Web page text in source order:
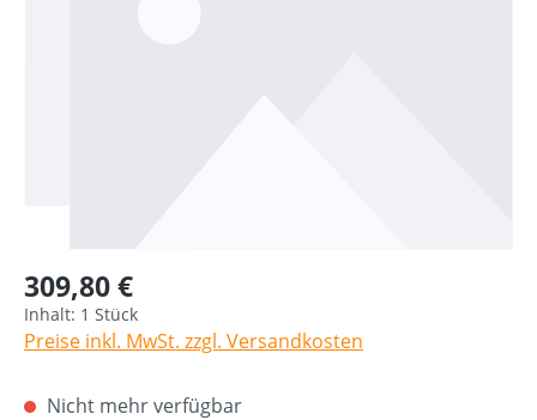
309,80 €
Inhalt: 1 Stück
Preise inkl. MwSt. zzgl. Versandkosten
Nicht mehr verfügbar